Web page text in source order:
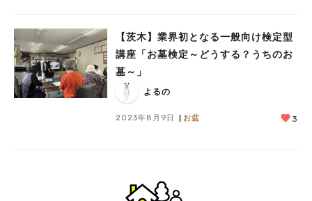
【茨木】業界初となる一般向け検定型
講座「お墓検定～どうする？うちのお
墓～」
よるの
2023年8月9日 お盆 3